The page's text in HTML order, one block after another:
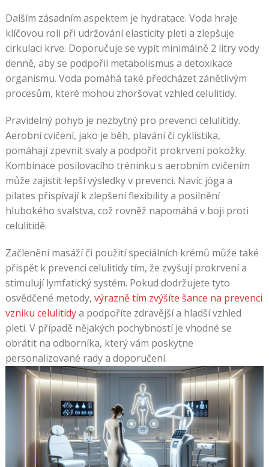
Dalším zásadním aspektem je hydratace. Voda hraje
klíčovou roli při udržování elasticity pleti a zlepšuje
cirkulaci krve. Doporučuje se vypít minimálně 2 litry vody
denně, aby se podpořil metabolismus a detoxikace
organismu. Voda pomáhá také předcházet zánětlivým
procesům, které mohou zhoršovat vzhled celulitidy.
Pravidelný pohyb je nezbytný pro prevenci celulitidy.
Aerobní cvičení, jako je běh, plavání či cyklistika,
pomáhají zpevnit svaly a podpořit prokrvení pokožky.
Kombinace posilovacího tréninku s aerobním cvičením
může zajistit lepší výsledky v prevenci. Navíc jóga a
pilates přispívají k zlepšení flexibility a posilnění
hlubokého svalstva, což rovněž napomáhá v boji proti
celulitidě.
Začlenění masáží či použití speciálních krémů může také
přispět k prevenci celulitidy tím, že zvyšují prokrvení a
stimulují lymfatický systém. Pokud dodržujete tyto
osvědčené metody, výrazně tím zvýšíte šance na prevenci
vzniku celulitidya podpoříte zdravější a hladší vzhled
pleti. V případě nějakých pochybností je vhodné se
obrátit na odborníka, který vám poskytne
personalizované rady a doporučení.